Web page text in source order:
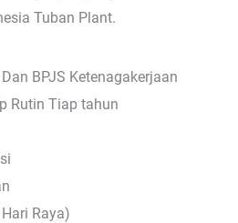
Tuban Plant.
BPJS Ketenagakerjaan
Rutin Tiap tahun
Raya)